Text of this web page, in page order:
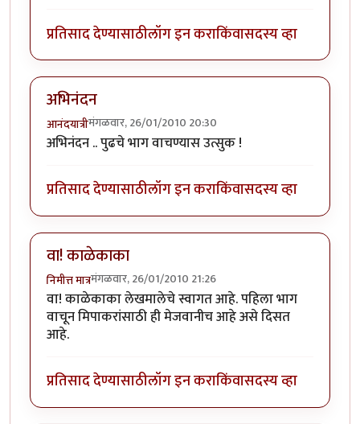
प्रतिसाद देण्यासाठीलॉग इन कराकिंवासदस्य व्हा
अभिनंदन
आनंदयात्रीमंगळवार, 26/01/2010 20:30
अभिनंदन .. पुढचे भाग वाचण्यास उत्सुक !
प्रतिसाद देण्यासाठीलॉग इन कराकिंवासदस्य व्हा
वा! काळेकाका
निमीत्त मात्रमंगळवार, 26/01/2010 21:26
वा! काळेकाका लेखमालेचे स्वागत आहे. पहिला भाग
वाचून मिपाकरांसाठी ही मेजवानीच आहे असे दिसत
आहे.
प्रतिसाद देण्यासाठीलॉग इन कराकिंवासदस्य व्हा